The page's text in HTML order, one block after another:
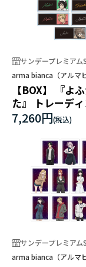
サンデープレミアム
arma bianca（アルマ
【BOX】 『よ
た』 トレーデ
リルネームプレ
7,260円
サンデープレミアム
arma bianca（アルマ